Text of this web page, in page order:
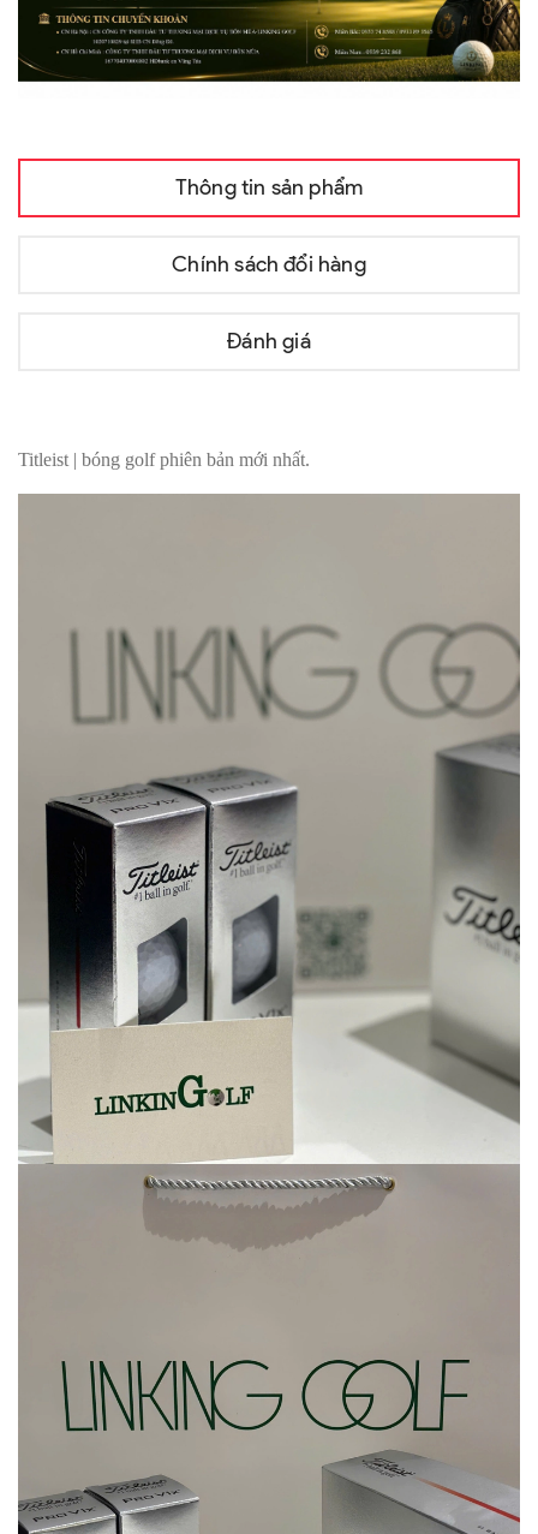
Thông tin sản phẩm
Chính sách đổi hàng
Đánh giá
Titleist | bóng golf phiên bản mới nhất.